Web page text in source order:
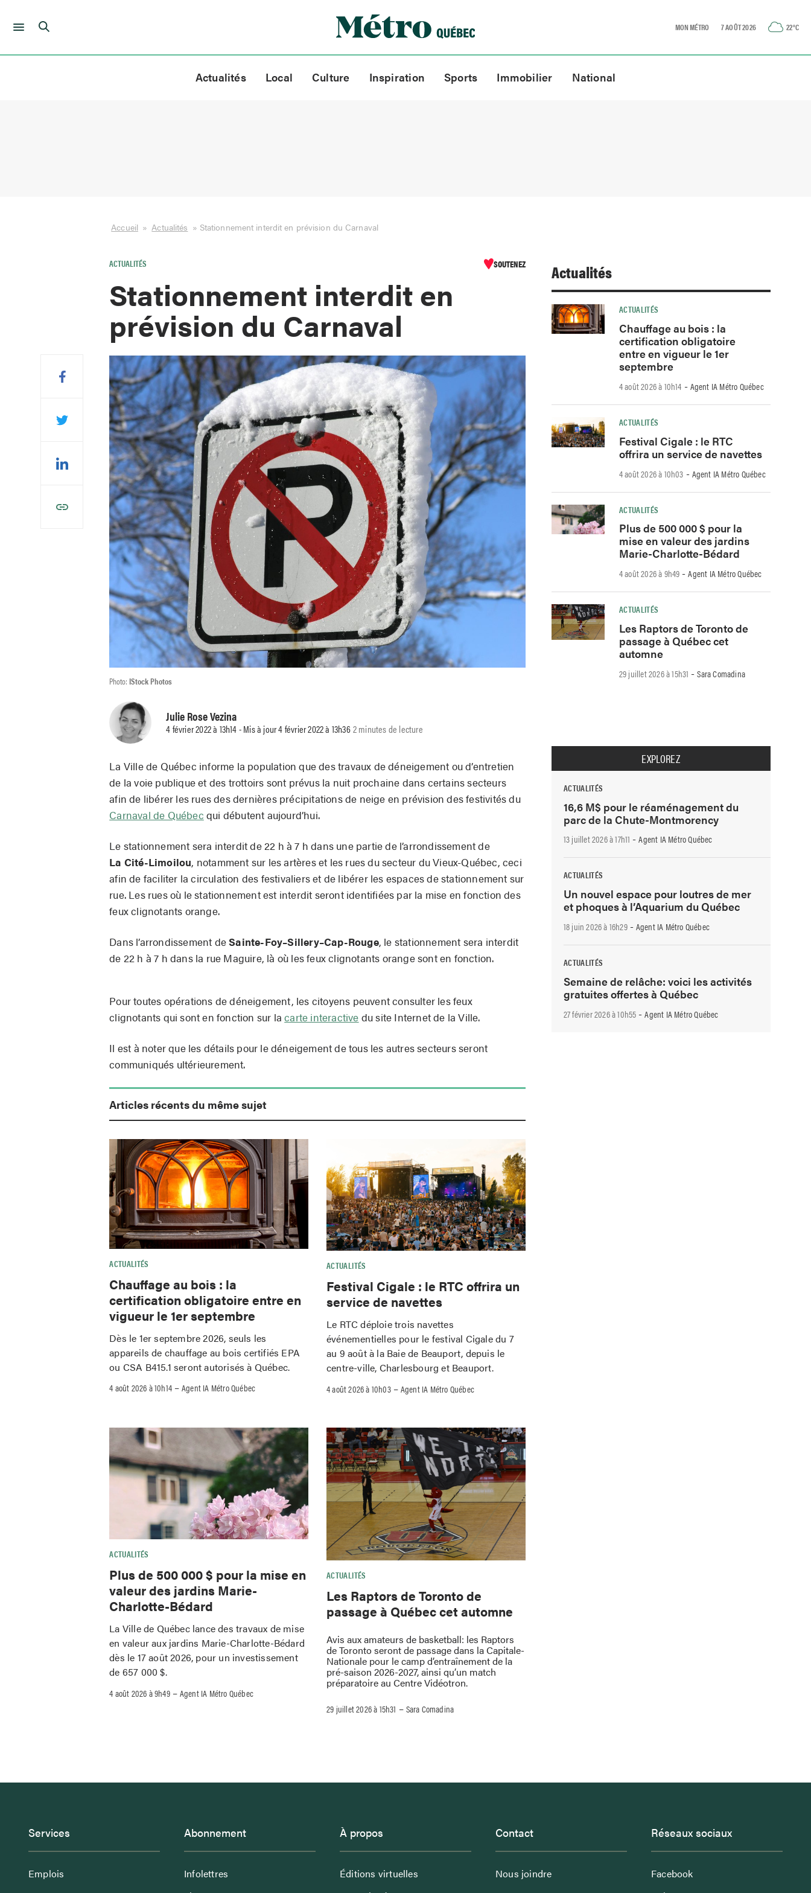
Skip
MON MÉTRO 7 AOÛT 2026 22°C
Actualités Local Culture Inspiration Sports Immobilier National
Accueil » Actualités » Stationnement interdit en prévision du Carnaval
ACTUALITÉS SOUTENEZ
Stationnement interdit en
prévision du Carnaval
Photo:IStock Photos
Julie Rose Vezina
4 février 2022 à 13h14 - Mis à jour 4 février 2022 à 13h362 minutes de lecture
La Ville de Québec informe la population que des travaux de déneigement ou d’entretien
de la voie publique et des trottoirs sont prévus la nuit prochaine dans certains secteurs
afin de libérer les rues des dernières précipitations de neige en prévision des festivités du
Carnaval de Québec qui débutent aujourd’hui.
Le stationnement sera interdit de 22 h à 7 h dans une partie de l’arrondissement de
La Cité-Limoilou, notamment sur les artères et les rues du secteur du Vieux-Québec, ceci
afin de faciliter la circulation des festivaliers et de libérer les espaces de stationnement sur
rue. Les rues où le stationnement est interdit seront identifiées par la mise en fonction des
feux clignotants orange.
Dans l’arrondissement deSainte-Foy–Sillery–Cap-Rouge, le stationnement sera interdit
de 22 h à 7 h dans la rue Maguire, là où les feux clignotants orange sont en fonction.
Pour toutes opérations de déneigement, les citoyens peuvent consulter les feux
clignotants qui sont en fonction sur lacarte interactive du site Internet de la Ville.
Il est à noter que les détails pour le déneigement de tous les autres secteurs seront
communiqués ultérieurement.
Articles récents du même sujet
ACTUALITÉS
Chauffage au bois : la
certification obligatoire entre en
vigueur le 1er septembre
Dès le 1er septembre 2026, seuls les
appareils de chauffage au bois certifiés EPA
ou CSA B415.1 seront autorisés à Québec.
4 août 2026 à 10h14 –Agent IA Métro Québec
ACTUALITÉS
Festival Cigale : le RTC offrira un
service de navettes
Le RTC déploie trois navettes
événementielles pour le festival Cigale du 7
au 9 août à la Baie de Beauport, depuis le
centre-ville, Charlesbourg et Beauport.
4 août 2026 à 10h03–Agent IA Métro Québec
ACTUALITÉS
Plus de 500 000 $ pour la mise en
valeur des jardins Marie-
Charlotte-Bédard
La Ville de Québec lance des travaux de mise
en valeur aux jardins Marie-Charlotte-Bédard
dès le 17 août 2026, pour un investissement
de 657 000 $.
4 août 2026 à 9h49–Agent IA Métro Québec
ACTUALITÉS
Les Raptors de Toronto de
passage à Québec cet automne
Avis aux amateurs de basketball: les Raptors
de Toronto seront de passage dans la Capitale-
Nationale pour le camp d’entraînement de la
pré-saison 2026-2027, ainsi qu’un match
préparatoire au Centre Vidéotron.
29 juillet 2026 à 15h31 –Sara Comadina
Actualités
ACTUALITÉS
Chauffage au bois : la
certification obligatoire
entre en vigueur le 1er
septembre
4 août 2026 à 10h14 -Agent IA Métro Québec
ACTUALITÉS
Festival Cigale : le RTC
offrira un service de navettes
4 août 2026 à 10h03 -Agent IA Métro Québec
ACTUALITÉS
Plus de 500 000 $ pour la
mise en valeur des jardins
Marie-Charlotte-Bédard
4 août 2026 à 9h49 -Agent IA Métro Québec
ACTUALITÉS
Les Raptors de Toronto de
passage à Québec cet
automne
29 juillet 2026 à 15h31 -Sara Comadina
EXPLOREZ
ACTUALITÉS
16,6 M$ pour le réaménagement du
parc de la Chute-Montmorency
13 juillet 2026 à 17h11 -Agent IA Métro Québec
ACTUALITÉS
Un nouvel espace pour loutres de mer
et phoques à l’Aquarium du Québec
18 juin 2026 à 16h29-Agent IA Métro Québec
ACTUALITÉS
Semaine de relâche: voici les activités
gratuites offertes à Québec
27 février 2026 à 10h55 -Agent IA Métro Québec
Services
Emplois
Abonnement
Infolettres
À propos
Éditions virtuelles
Contact
Nous joindre
Réseaux sociaux
Facebook